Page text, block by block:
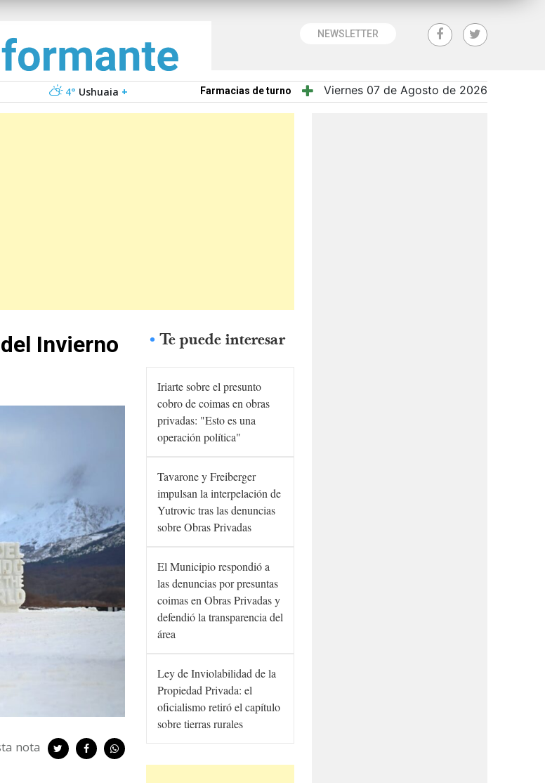
NEWSLETTER
4° Ushuaia + Farmacias de turno Viernes 07 de Agosto de 2026
Invierno
nota
Te puede interesar
Iriarte sobre el presunto
cobro de coimas en obras
privadas: "Esto es una
operación política"
Tavarone y Freiberger
impulsan la interpelación de
Yutrovic tras las denuncias
sobre Obras Privadas
El Municipio respondió a
las denuncias por presuntas
coimas en Obras Privadas y
defendió la transparencia del
área
Ley de Inviolabilidad de la
Propiedad Privada: el
oficialismo retiró el capítulo
sobre tierras rurales